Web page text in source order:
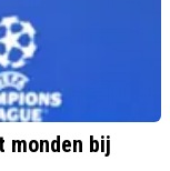
monden bij